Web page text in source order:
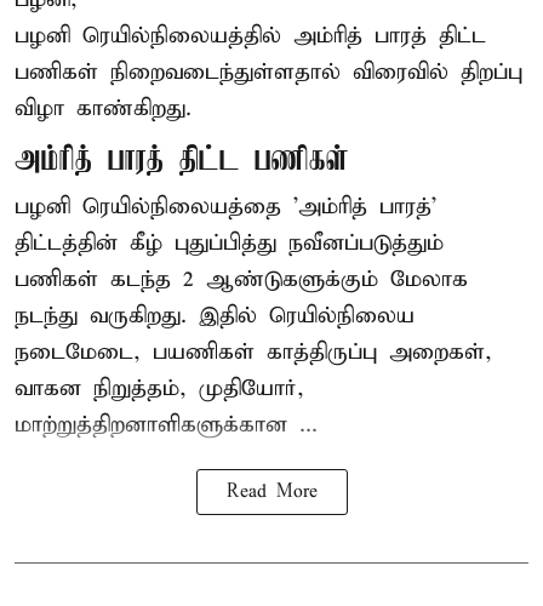
பழனி ரெயில்நிலையத்தில் அம்ரித் பாரத் திட்ட
பணிகள் நிறைவடைந்துள்ளதால் விரைவில் திறப்பு
விழா காண்கிறது.
அம்ரித் பாரத் திட்ட பணிகள்
பழனி ரெயில்நிலையத்தை 'அம்ரித் பாரத்'
திட்டத்தின் கீழ் புதுப்பித்து நவீனப்படுத்தும்
பணிகள் கடந்த 2 ஆண்டுகளுக்கும் மேலாக
நடந்து வருகிறது. இதில் ரெயில்நிலைய
நடைமேடை, பயணிகள் காத்திருப்பு அறைகள்,
வாகன நிறுத்தம், முதியோர்,
மாற்றுத்திறனாளிகளுக்கான ...
Read More